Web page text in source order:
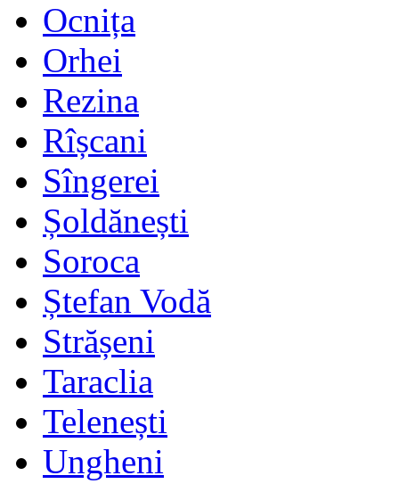
Ocnița
Orhei
Rezina
Rîșcani
Sîngerei
Șoldănești
Soroca
Ștefan Vodă
Strășeni
Taraclia
Telenești
Ungheni